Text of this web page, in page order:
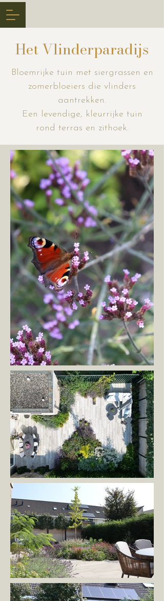
Het Vlinderparadijs
Bloemrijke tuin met siergrassen en
zomerbloeiers die vlinders
aantrekken.
Een levendige, kleurrijke tuin
rond terras en zithoek.